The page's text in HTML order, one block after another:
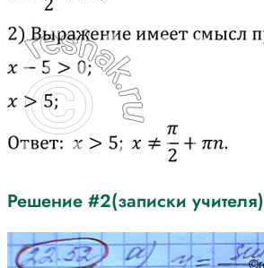
Решение #2(записки учителя)